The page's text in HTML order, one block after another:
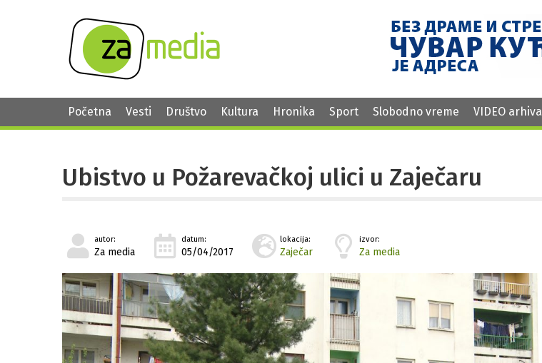
Početna Vesti Društvo Kultura Hronika Sport Slobodno vreme VIDEO arhiva
Ubistvo u Požarevačkoj ulici u Zaječaru
autor:
Za media
datum:
05/04/2017
lokacija:
Zaječar
izvor:
Za media